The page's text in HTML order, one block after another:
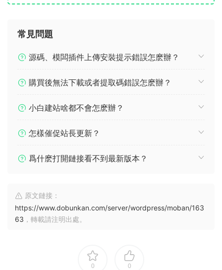
常見問題
源碼、模闆插件上傳安裝提示錯誤怎麽辦？
購買後無法下載或者提取碼錯誤怎麽辦？
小白建站啥都不會怎麽辦？
怎樣催促站長更新？
爲什麽打開鏈接看不到最新版本？
原文鏈接：
https://www.dobunkan.com/server/wordpress/moban/163
63 ，轉載請注明出處。
0 0